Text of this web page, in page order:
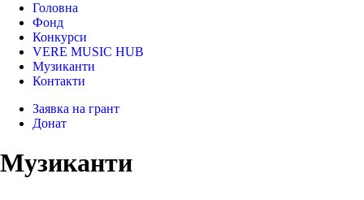
Головна
Фонд
Конкурси
VERE MUSIC HUB
Музиканти
Контакти
Заявка на грант
Донат
Музиканти